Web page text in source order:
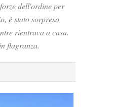
dell'ordine per
è stato sorpreso
rientrava a casa.
flagranza.